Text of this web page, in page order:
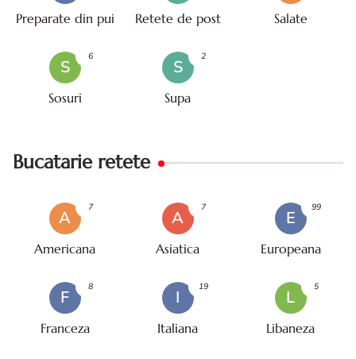
Preparate din pui Retete de post Salate
S
Sosuri
6
S
Supa
2
Bucatarie retete
A
Americana
7
A
Asiatica
7
E
Europeana
99
F
Franceza
8
I
Italiana
19
L
Libaneza
5